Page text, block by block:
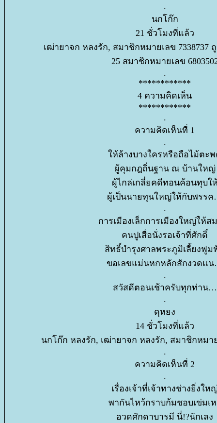
.
นกโก๊ก
21 ชั่วโมงที่แล้ว
เฒ่ายาจก หลงรัก, สมาชิกหมายเลข 7338737
25 สมาชิกหมายเลข
.
************
4 ความคิดเห็น
************
.
ความคิดเห็นที่ 1
.
ห้ล้างบางใครหรือถือไม้ตะ
ผู้คุมกฎถิ่นฐาน ณ บ้านใหญ่
ผู้ไกล่เกลี่ยคดีทอนค้อนทุบใ
ผู้เป็นนายทุนใหญ่ให้กับพร
.
การเมืองเล็กการเมืองใหญ่ให้ส
คนปูเสื่อนั่งรอเจ้าที่ศักดิ์
สิทธิ์บำรุงศาลพระภูมิเลี้ยงฟูม
ขอเลขแม่นหกหลักสักงวด
.
สวัสดีตอนเช้าครับทุกท่าน
.
ดุหยง
14 ชั่วโมงที่แล้ว
นกโก๊ก หลงรัก, เฒ่ายาจก หลงรัก, สมาชิกหมาย
.
ความคิดเห็นที่ 2
.
เรื่องเจ้าที่เจ้าทางช่างยิ่งให
พากันไหว้กราบก้มชอบเข่มเ
อวดศักดาบารมี นี่!?นักเลง